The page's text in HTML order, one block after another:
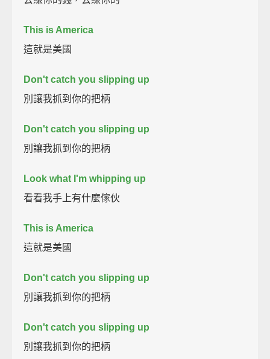
This is America
這就是美國
Don't catch you slipping up
別讓我抓到你的把柄
Don't catch you slipping up
別讓我抓到你的把柄
Look what I'm whipping up
看看我手上有什麼傢伙
This is America
這就是美國
Don't catch you slipping up
別讓我抓到你的把柄
Don't catch you slipping up
別讓我抓到你的把柄